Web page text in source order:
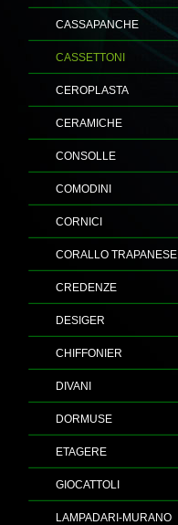
CASSAPANCHE
CASSETTONI
CEROPLASTA
CERAMICHE
CONSOLLE
COMODINI
CORNICI
CORALLO TRAPANESE
CREDENZE
DESIGER
CHIFFONIER
DIVANI
DORMUSE
ETAGERE
GIOCATTOLI
LAMPADARI-MURANO